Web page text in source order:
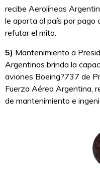
recibe Aerolíneas
le aporta al país por pago
refutar el mito.
5) Mantenimiento a
Argentinas brinda la
aviones Boeing?737 de
Fuerza Aérea Argentina,
de mantenimiento e